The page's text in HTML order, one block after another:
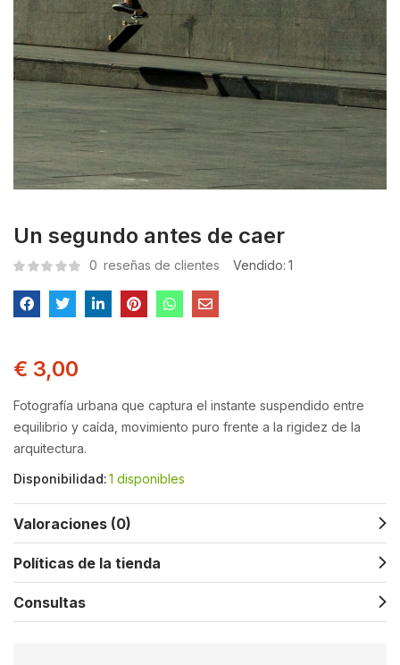
Un segundo antes de caer
0 reseñas de clientes Vendido: 1
€ 3,00
Fotografía urbana que captura el instante suspendido entre
equilibrio y caída, movimiento puro frente a la rigidez de la
arquitectura.
Disponibilidad:1 disponibles
Valoraciones (0)
Políticas de la tienda
Consultas